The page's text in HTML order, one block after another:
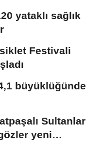
yataklı sağlık
Festivali
büyüklüğünde
Sultanlar
yeni